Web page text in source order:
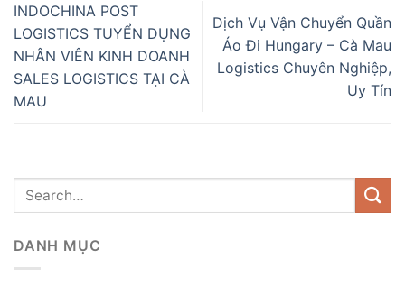
INDOCHINA POST
LOGISTICS TUYỂN DỤNG
NHÂN VIÊN KINH DOANH
SALES LOGISTICS TẠI CÀ
MAU
Dịch Vụ Vận Chuyển Quần
Áo Đi Hungary – Cà Mau
Logistics Chuyên Nghiệp,
Uy Tín
DANH MỤC